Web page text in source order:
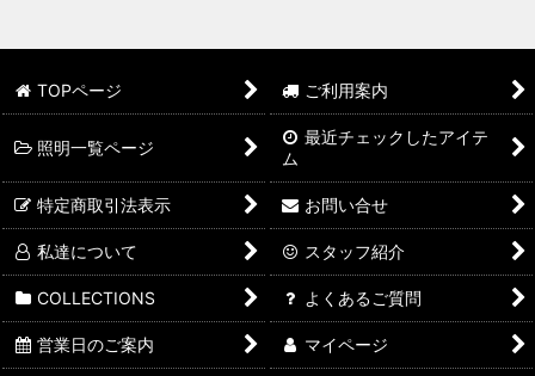
TOPページ ご利用案内
照明一覧ページ
最近チェックしたアイテ
ム
特定商取引法表示 お問い合せ
私達について スタッフ紹介
COLLECTIONS よくあるご質問
営業日のご案内 マイページ